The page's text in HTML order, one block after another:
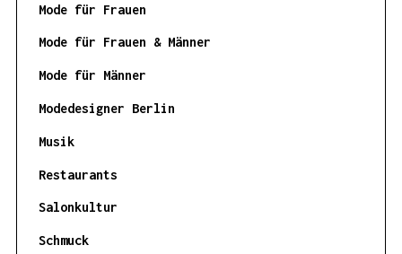
Mode für Frauen
Mode für Frauen & Männer
Mode für Männer
Modedesigner Berlin
Musik
Restaurants
Salonkultur
Schmuck